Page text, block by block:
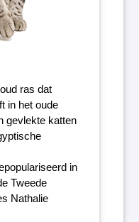
ras dat
in het oude
gevlekte katten
in
Tweede
Nathalie